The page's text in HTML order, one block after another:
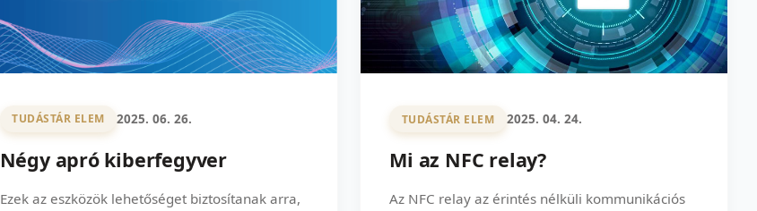
TUDÁSTÁR ELEM 2025. 06. 26.
Négy apró kiberfegyver
Ezek az eszközök lehetőséget biztosítanak arra,
TUDÁSTÁR ELEM 2025. 04. 24.
Mi az NFC relay?
Az NFC relay az érintés nélküli kommunikációs